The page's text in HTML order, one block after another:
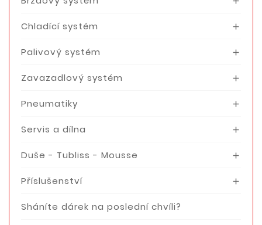
Chladící systém 
Palivový systém 
Zavazadlový systém 
Pneumatiky 
Servis a dílna 
Duše - Tubliss - Mousse 
Příslušenství 
Sháníte dárek na poslední chvíli?